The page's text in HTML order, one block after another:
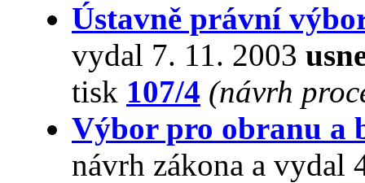
Ústavně právní
vydal 7. 11. 2003
tisk 107/4 (návrh
Výbor pro obranu a
návrh zákona a vydal